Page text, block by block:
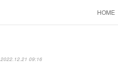
HOME
2022.12.21 09:16